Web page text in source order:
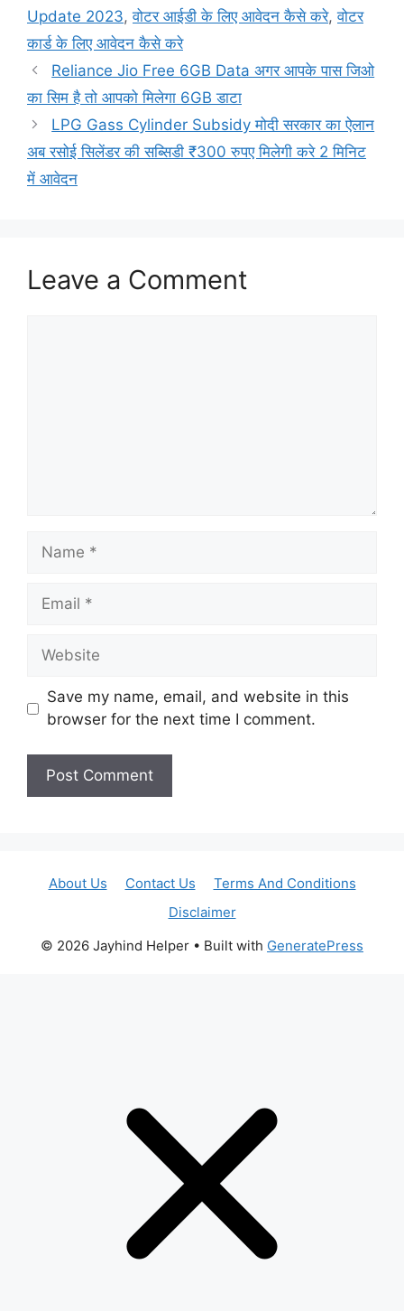
Update 2023,वोटर आईडी के लिए आवेदन कैसे करे,वोटर
कार्ड के लिए आवेदन कैसे करे
Reliance Jio Free 6GB Data अगर आपके पास जिओ
का सिम है तो आपको मिलेगा 6GB डाटा
LPG Gass Cylinder Subsidy मोदी सरकार का ऐलान
अब रसोई सिलेंडर की सब्सिडी ₹300 रुपए मिलेगी करे 2 मिनिट
में आवेदन
Leave a Comment
Name
Email
Website
Save my name, email, and website in this
browser for the next time I comment.
About Us Contact Us
Terms And Conditions
Disclaimer
© 2026 Jayhind Helper • Built with GeneratePress